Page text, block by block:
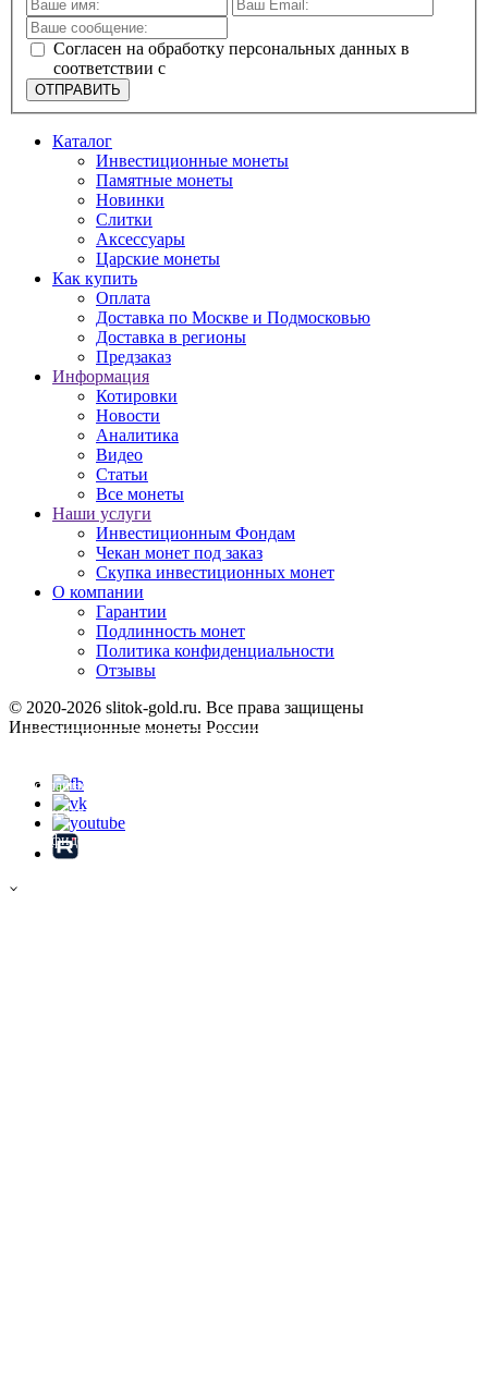
Согласен на обработку персональных данных в
соответствии с
ОТПРАВИТЬ
Каталог
Инвестиционные монеты
Памятные монеты
Новинки
Слитки
Аксессуары
Царские монеты
Как купить
Оплата
Доставка по Москве и Подмосковью
Доставка в регионы
Предзаказ
Информация
Котировки
Новости
Аналитика
Видео
Статьи
Все монеты
Наши услуги
Инвестиционным Фондам
Чекан монет под заказ
Скупка инвестиционных монет
О компании
Гарантии
Подлинность монет
Политика конфиденциальности
Отзывы
© 2020-2026 slitok-gold.ru. Все права защищены
Инвестиционные монеты России
×
соглашаетесь на обработку файлов Cookie
на условиях, указанных в
конфиденциальности